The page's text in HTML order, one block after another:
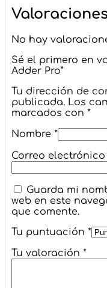
Valoraciones
No hay
Sé el primero en
Adder Pro”
Tu dirección de
publicada. Los
marcados con *
Nombre *
Correo electrónico
Guarda mi
web en este
que comente.
Tu puntuación *
Tu valoración *